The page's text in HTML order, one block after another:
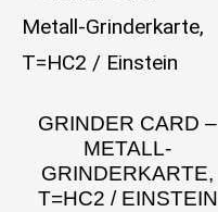
GRINDER CARD –
METALL-
GRINDERKARTE,
T=HC2 / EINSTEIN